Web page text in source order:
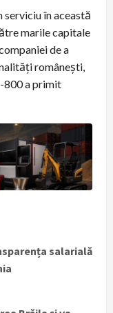
serviciu în această
marile capitale
de a
românești,
800 a primit
salarială